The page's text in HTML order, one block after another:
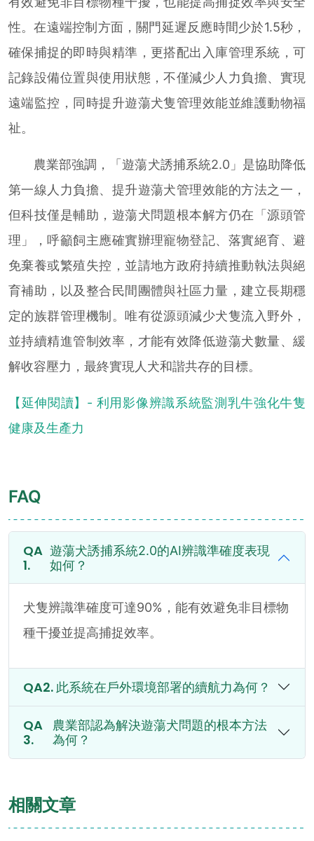
性。在遠端控制方面，關門延遲反應時間少於1.5秒，
確保捕捉的即時與精準，更搭配出入庫管理系統，可
記錄設備位置與使用狀態，不僅減少人力負擔、實現
遠端監控，同時提升遊蕩犬隻管理效能並維護動物福
祉。
農業部強調，「遊蕩犬誘捕系統2.0」是協助降低
第一線人力負擔、提升遊蕩犬管理效能的方法之一，
但科技僅是輔助，遊蕩犬問題根本解方仍在「源頭管
理」，呼籲飼主應確實辦理寵物登記、落實絕育、避
免棄養或繁殖失控，並請地方政府持續推動執法與絕
育補助，以及整合民間團體與社區力量，建立長期穩
定的族群管理機制。唯有從源頭減少犬隻流入野外，
並持續精進管制效率，才能有效降低遊蕩犬數量、緩
解收容壓力，最終實現人犬和諧共存的目標。
【延伸閱讀】- 利用影像辨識系統監測乳牛強化牛隻
健康及生產力
FAQ
遊蕩犬誘捕系統2.0的AI辨識準確度表現
如何？
犬隻辨識準確度可達90%，能有效避免非目標物
種干擾並提高捕捉效率。
此系統在戶外環境部署的續航力為何？
農業部認為解決遊蕩犬問題的根本方法
為何？
相關文章